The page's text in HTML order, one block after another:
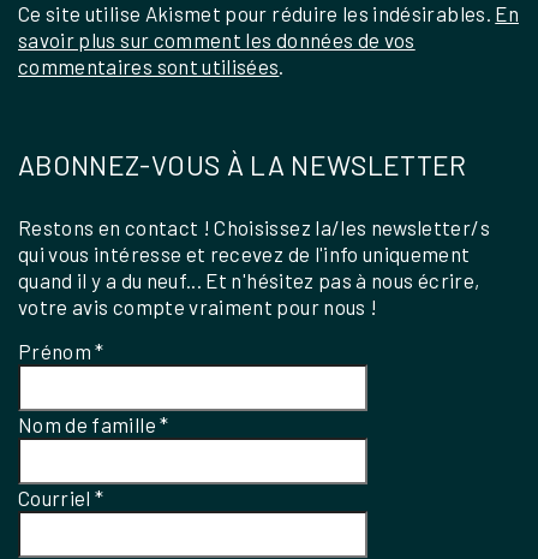
Ce site utilise Akismet pour réduire les indésirables. En
savoir plus sur comment les données de vos
commentaires sont utilisées.
ABONNEZ-VOUS À LA NEWSLETTER
Restons en contact ! Choisissez la/les newsletter/s
qui vous intéresse et recevez de l'info uniquement
quand il y a du neuf... Et n'hésitez pas à nous écrire,
votre avis compte vraiment pour nous !
Prénom*
Nom de famille*
Courriel*